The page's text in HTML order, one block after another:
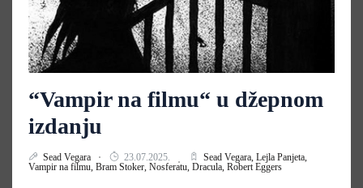
“Vampir na filmu“ u džepnom
izdanju
Sead Vegara 23.07.2025. Sead Vegara, Lejla Panjeta,
Vampir na filmu, Bram Stoker, Nosferatu, Dracula, Robert Eggers